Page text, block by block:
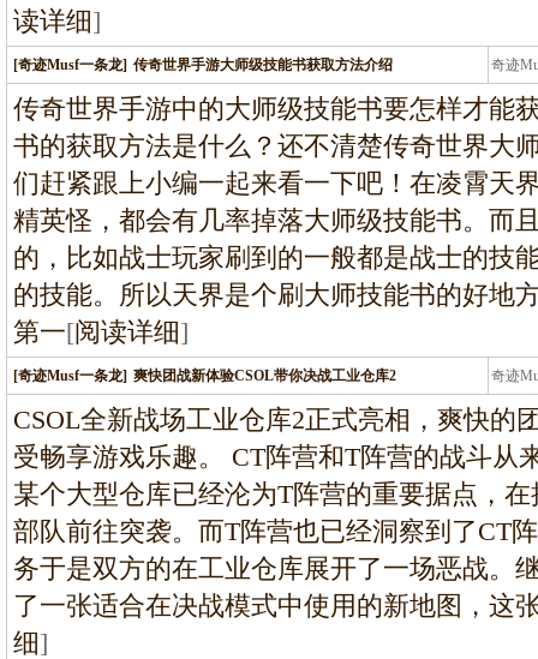
读详细]
[奇迹Musf一条龙] 传奇世界手游大师级技能书获取方法介绍 奇迹
条
传奇世界手游中的大师级技能书要怎样才能
书的获取方法是什么？还不清楚传奇世界大
们赶紧跟上小编一起来看一下吧！在凌霄天
精英怪，都会有几率掉落大师级技能书。而
的，比如战士玩家刷到的一般都是战士的技
的技能。所以天界是个刷大师技能书的好地
第一[阅读详细]
[奇迹Musf一条龙] 爽快团战新体验CSOL带你决战工业仓库2 奇迹
条
CSOL全新战场工业仓库2正式亮相，爽快的
受畅享游戏乐趣。 CT阵营和T阵营的战斗从
某个大型仓库已经沦为T阵营的重要据点，
部队前往突袭。而T阵营也已经洞察到了CT
务于是双方的在工业仓库展开了一场恶战。
了一张适合在决战模式中使用的新地图，这
细]